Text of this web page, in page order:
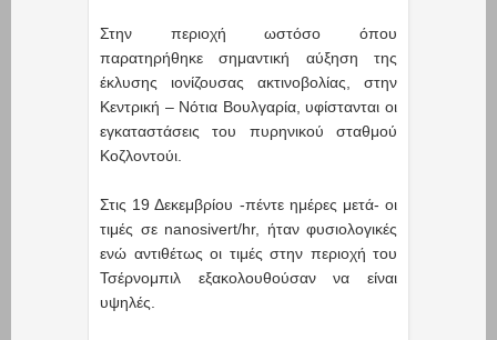
Στην περιοχή ωστόσο όπου
παρατηρήθηκε σημαντική αύξηση της
έκλυσης ιονίζουσας ακτινοβολίας, στην
Κεντρική – Νότια Βουλγαρία, υφίστανται οι
εγκαταστάσεις του πυρηνικού σταθμού
Κοζλοντούι.
Στις 19 Δεκεμβρίου -πέντε ημέρες μετά- οι
τιμές σε nanosivert/hr, ήταν φυσιολογικές
ενώ αντιθέτως οι τιμές στην περιοχή του
Τσέρνομπιλ εξακολουθούσαν να είναι
υψηλές.